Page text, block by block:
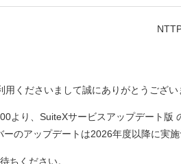
くださいまして誠にありがとうござい
より、SuiteXサービスアップデート版
のアップデートは2026年度以降に実施
ちください。